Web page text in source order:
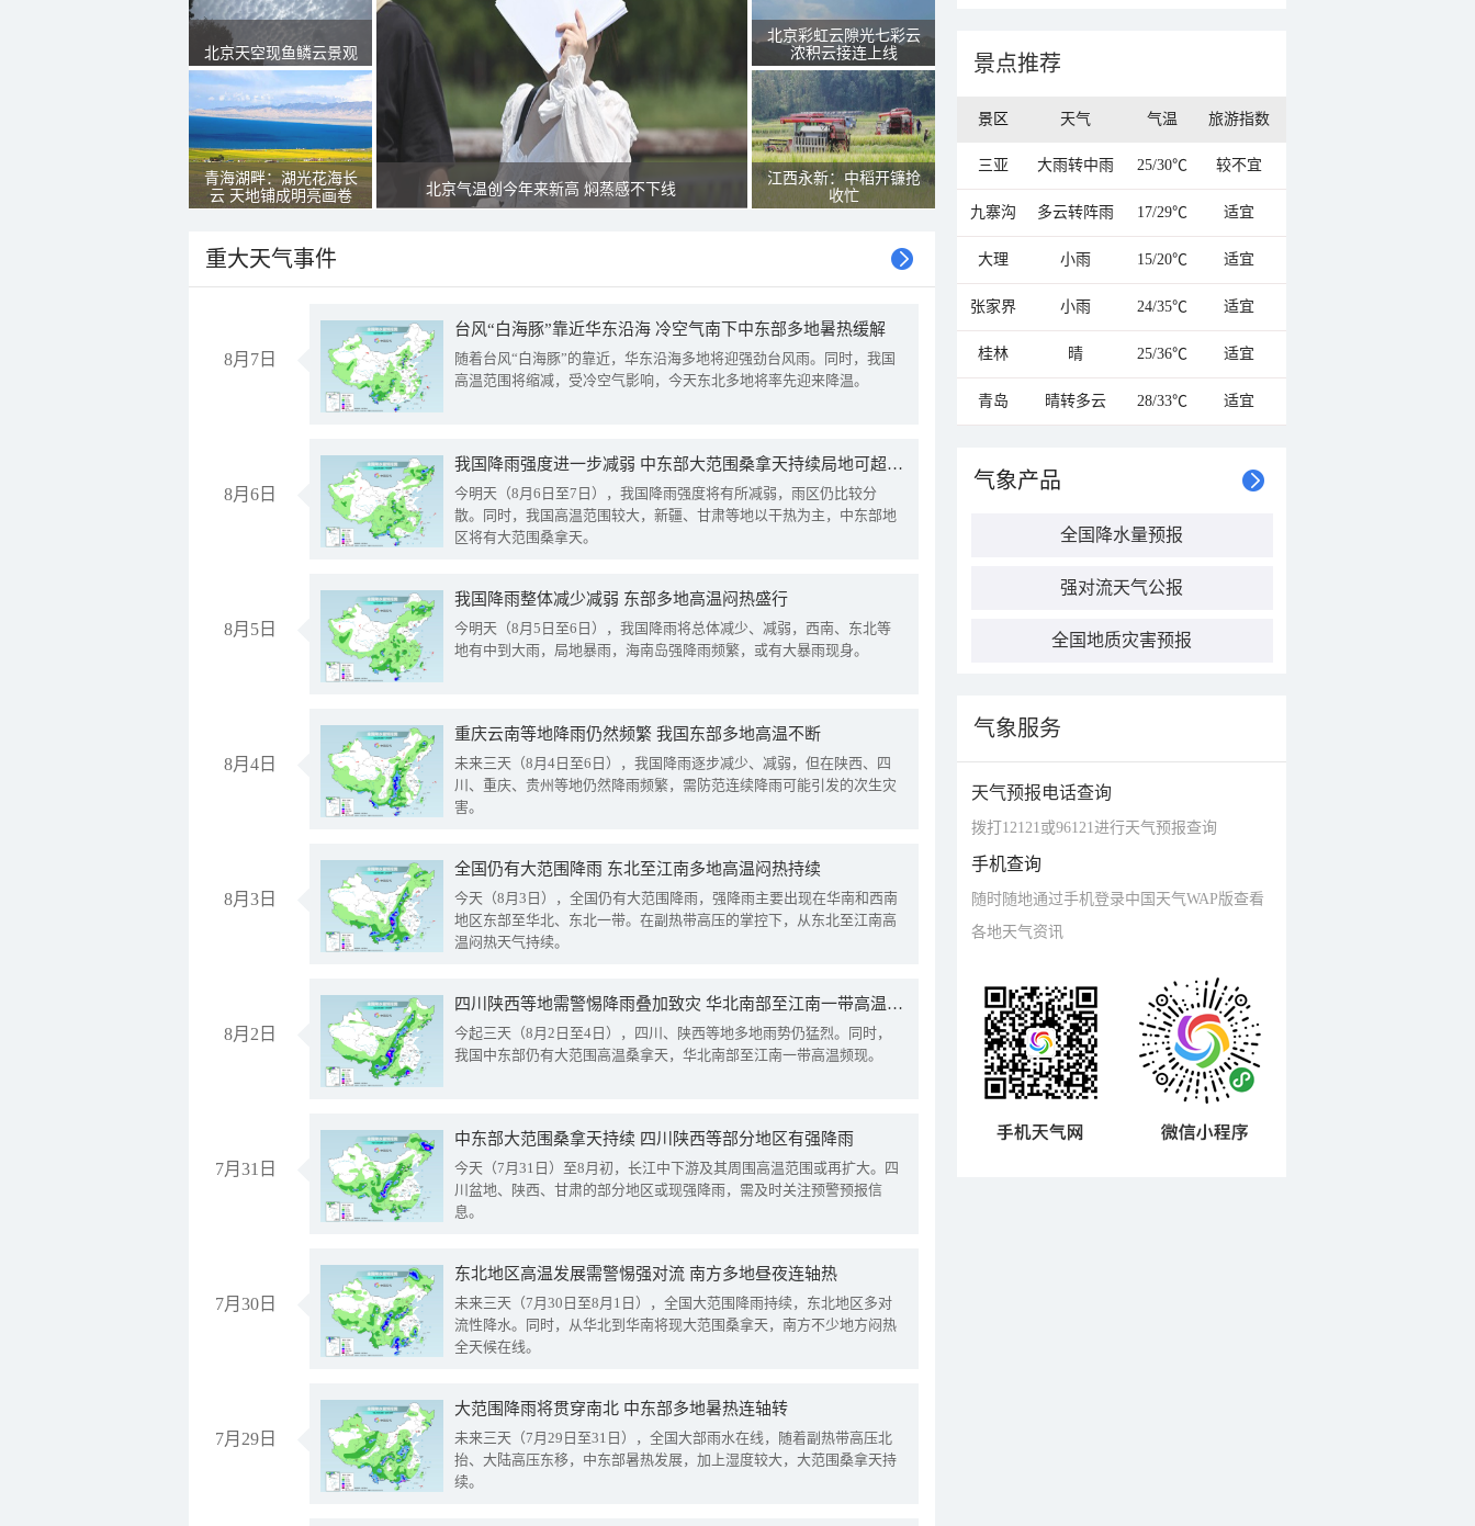
北京天空现鱼鳞云景观
青海湖畔：湖光花海长
云 天地铺成明亮画卷
北京气温创今年来新高 焖蒸感不下线
北京彩虹云隙光七彩云
浓积云接连上线
江西永新：中稻开镰抢
收忙
重大天气事件
8月7日
台风“白海豚”靠近华东沿海 冷空气南下中东部多地暑热缓解
随着台风“白海豚”的靠近，华东沿海多地将迎强劲台风雨。同时，我国
高温范围将缩减，受冷空气影响，今天东北多地将率先迎来降温。
8月6日
我国降雨强度进一步减弱 中东部大范围桑拿天持续局地可超38℃
今明天（8月6日至7日），我国降雨强度将有所减弱，雨区仍比较分
散。同时，我国高温范围较大，新疆、甘肃等地以干热为主，中东部地
区将有大范围桑拿天。
8月5日
我国降雨整体减少减弱 东部多地高温闷热盛行
今明天（8月5日至6日），我国降雨将总体减少、减弱，西南、东北等
地有中到大雨，局地暴雨，海南岛强降雨频繁，或有大暴雨现身。
8月4日
重庆云南等地降雨仍然频繁 我国东部多地高温不断
未来三天（8月4日至6日），我国降雨逐步减少、减弱，但在陕西、四
川、重庆、贵州等地仍然降雨频繁，需防范连续降雨可能引发的次生灾
害。
8月3日
全国仍有大范围降雨 东北至江南多地高温闷热持续
今天（8月3日），全国仍有大范围降雨，强降雨主要出现在华南和西南
地区东部至华北、东北一带。在副热带高压的掌控下，从东北至江南高
温闷热天气持续。
8月2日
四川陕西等地需警惕降雨叠加致灾 华北南部至江南一带高温频现
今起三天（8月2日至4日），四川、陕西等地多地雨势仍猛烈。同时，
我国中东部仍有大范围高温桑拿天，华北南部至江南一带高温频现。
7月31日
中东部大范围桑拿天持续 四川陕西等部分地区有强降雨
今天（7月31日）至8月初，长江中下游及其周围高温范围或再扩大。四
川盆地、陕西、甘肃的部分地区或现强降雨，需及时关注预警预报信
息。
7月30日
东北地区高温发展需警惕强对流 南方多地昼夜连轴热
未来三天（7月30日至8月1日），全国大范围降雨持续，东北地区多对
流性降水。同时，从华北到华南将现大范围桑拿天，南方不少地方闷热
全天候在线。
7月29日
大范围降雨将贯穿南北 中东部多地暑热连轴转
未来三天（7月29日至31日），全国大部雨水在线，随着副热带高压北
抬、大陆高压东移，中东部暑热发展，加上湿度较大，大范围桑拿天持
续。
景点推荐
景区 天气 气温 旅游指数
三亚 大雨转中雨 25/30℃ 较不宜
九寨沟 多云转阵雨 17/29℃ 适宜
大理 小雨 15/20℃ 适宜
张家界 小雨 24/35℃ 适宜
桂林 晴 25/36℃ 适宜
青岛 晴转多云 28/33℃ 适宜
气象产品
全国降水量预报
强对流天气公报
全国地质灾害预报
气象服务
天气预报电话查询
拨打12121或96121进行天气预报查询
手机查询
随时随地通过手机登录中国天气WAP版查看
各地天气资讯